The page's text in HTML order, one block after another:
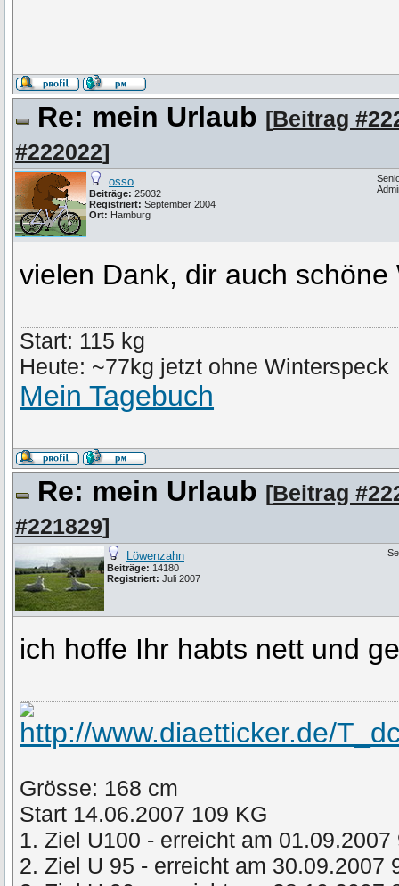
Re: mein Urlaub [Beitrag
#222022]
osso
Beiträge: 25032
Registriert: September 2004
Ort: Hamburg
vielen Dank, dir auch schöne
Start: 115 kg
Heute: ~77kg jetzt ohne Winterspeck
Mein Tagebuch
Re: mein Urlaub [Beitrag
#221829]
Löwenzahn
Beiträge: 14180
Registriert: Juli 2007
ich hoffe Ihr habts nett und
Grösse: 168 cm
Start 14.06.2007 109 KG
1. Ziel U100 - erreicht am 01.09.2007
2. Ziel U 95 - erreicht am 30.09.2007